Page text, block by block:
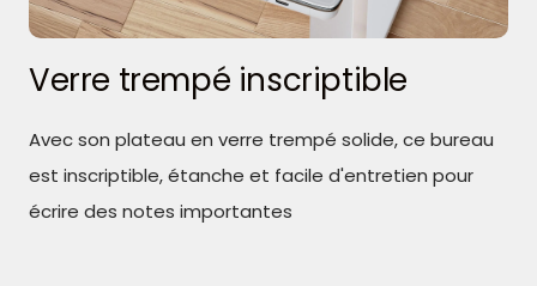
Verre trempé inscriptible
Avec son plateau en verre trempé solide, ce bureau
est inscriptible, étanche et facile d'entretien pour
écrire des notes importantes